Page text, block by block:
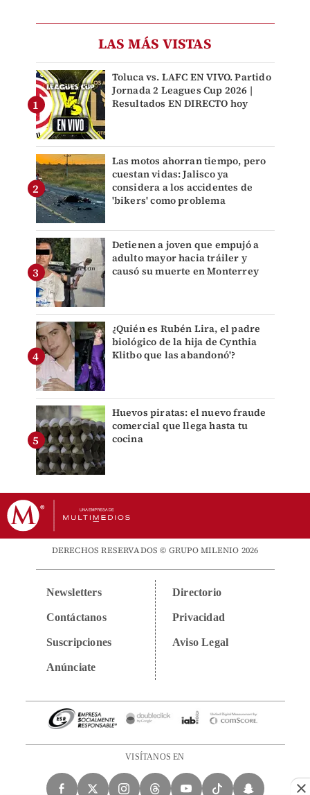
LAS MÁS VISTAS
Toluca vs. LAFC EN VIVO. Partido
Jornada 2 Leagues Cup 2026 |
Resultados EN DIRECTO hoy
Las motos ahorran tiempo, pero
cuestan vidas: Jalisco ya
considera a los accidentes de
'bikers' como problema
Detienen a joven que empujó a
adulto mayor hacia tráiler y
causó su muerte en Monterrey
¿Quién es Rubén Lira, el padre
biológico de la hija de Cynthia
Klitbo que las abandonó'?
Huevos piratas: el nuevo fraude
comercial que llega hasta tu
cocina
DERECHOS RESERVADOS © GRUPO MILENIO 2026
Newsletters
Contáctanos
Suscripciones
Anúnciate
Directorio
Privacidad
Aviso Legal
VISÍTANOS EN